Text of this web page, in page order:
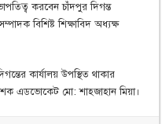
করবেন চাঁদপুর দিগন্ত
বিশিষ্ট শিক্ষাবিদ অধ্যক্ষ
কার্যালয় উপস্থিত থাকার
এডভোকেট মো: শাহজাহান মিয়া।